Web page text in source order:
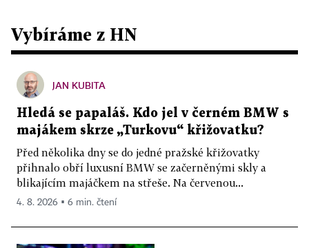
Vybíráme z HN
JAN KUBITA
Hledá se papaláš. Kdo jel v černém BMW s
majákem skrze „Turkovu“ křižovatku?
Před několika dny se do jedné pražské křižovatky
přihnalo obří luxusní BMW se začerněnými skly a
blikajícím majáčkem na střeše. Na červenou...
4. 8. 2026 ▪ 6 min. čtení